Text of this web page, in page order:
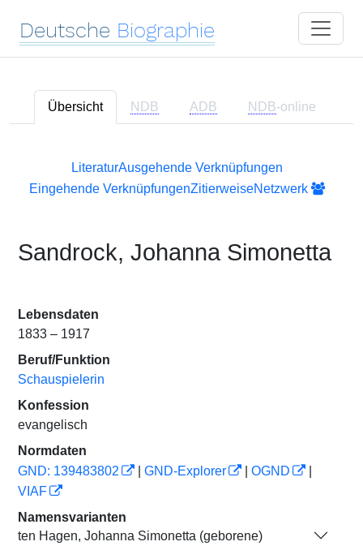
Deutsche Biographie
Übersicht NDB ADB NDB-online
LiteraturAusgehende Verknüpfungen
Eingehende VerknüpfungenZitierweiseNetzwerk
Sandrock, Johanna Simonetta
Lebensdaten
1833 – 1917
Beruf/Funktion
Schauspielerin
Konfession
evangelisch
Normdaten
GND: 139483802
GND-Explorer OGND
VIAF
Namensvarianten
ten Hagen, Johanna Simonetta (geborene)